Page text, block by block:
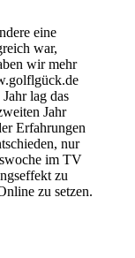
eine
war,
wir mehr
lag das
Jahr
Erfahrungen
nur
im TV
zu
zu setzen.